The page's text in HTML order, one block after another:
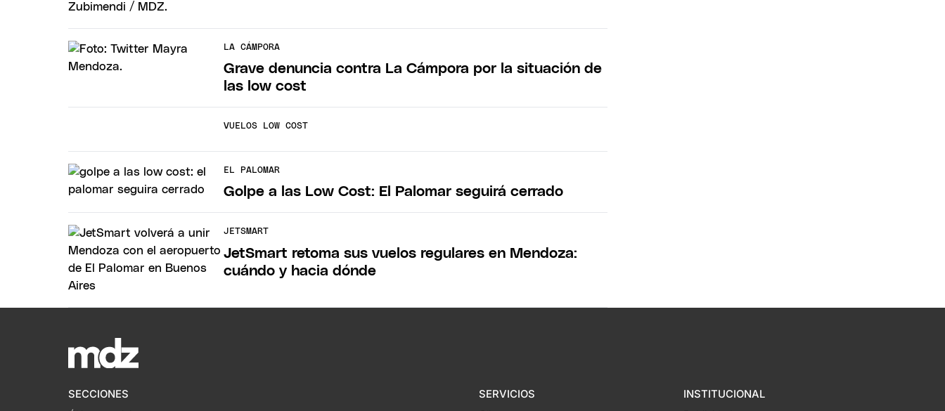
LA CÁMPORA
Grave denuncia contra La Cámpora por la situación de
las low cost
VUELOS LOW COST
EL PALOMAR
Golpe a las Low Cost: El Palomar seguirá cerrado
JETSMART
JetSmart retoma sus vuelos regulares en Mendoza:
cuándo y hacia dónde
SECCIONES
SERVICIOS
INSTITUCIONAL